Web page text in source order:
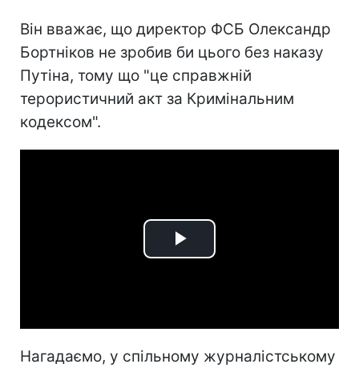
Він вважає, що директор ФСБ Олександр
Бортніков не зробив би цього без наказу
Путіна, тому що "це справжній
терористичний акт за Кримінальним
кодексом".
Play
Нагадаємо, у спільному журналістському